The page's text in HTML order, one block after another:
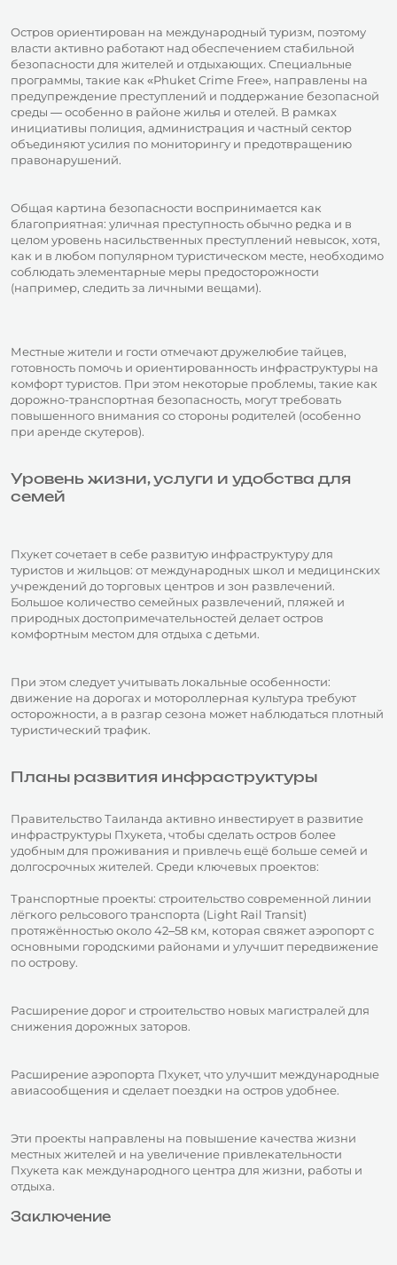
Остров ориентирован на международный туризм, поэтому
власти активно работают над обеспечением стабильной
безопасности для жителей и отдыхающих. Специальные
программы, такие как «Phuket Crime Free», направлены на
предупреждение преступлений и поддержание безопасной
среды — особенно в районе жилья и отелей. В рамках
инициативы полиция, администрация и частный сектор
объединяют усилия по мониторингу и предотвращению
правонарушений.
Общая картина безопасности воспринимается как
благоприятная: уличная преступность обычно редка и в
целом уровень насильственных преступлений невысок, хотя,
как и в любом популярном туристическом месте, необходимо
соблюдать элементарные меры предосторожности
(например, следить за личными вещами).
Местные жители и гости отмечают дружелюбие тайцев,
готовность помочь и ориентированность инфраструктуры на
комфорт туристов. При этом некоторые проблемы, такие как
дорожно-транспортная безопасность, могут требовать
повышенного внимания со стороны родителей (особенно
при аренде скутеров).
Уровень жизни, услуги и удобства для
семей
Пхукет сочетает в себе развитую инфраструктуру для
туристов и жильцов: от международных школ и медицинских
учреждений до торговых центров и зон развлечений.
Большое количество семейных развлечений, пляжей и
природных достопримечательностей делает остров
комфортным местом для отдыха с детьми.
При этом следует учитывать локальные особенности:
движение на дорогах и мотороллерная культура требуют
осторожности, а в разгар сезона может наблюдаться плотный
туристический трафик.
Планы развития инфраструктуры
Правительство Таиланда активно инвестирует в развитие
инфраструктуры Пхукета, чтобы сделать остров более
удобным для проживания и привлечь ещё больше семей и
долгосрочных жителей. Среди ключевых проектов:
Транспортные проекты: строительство современной линии
лёгкого рельсового транспорта (Light Rail Transit)
протяжённостью около 42–58 км, которая свяжет аэропорт с
основными городскими районами и улучшит передвижение
по острову.
Расширение дорог и строительство новых магистралей для
снижения дорожных заторов.
Расширение аэропорта Пхукет, что улучшит международные
авиасообщения и сделает поездки на остров удобнее.
Эти проекты направлены на повышение качества жизни
местных жителей и на увеличение привлекательности
Пхукета как международного центра для жизни, работы и
отдыха.
Заключение